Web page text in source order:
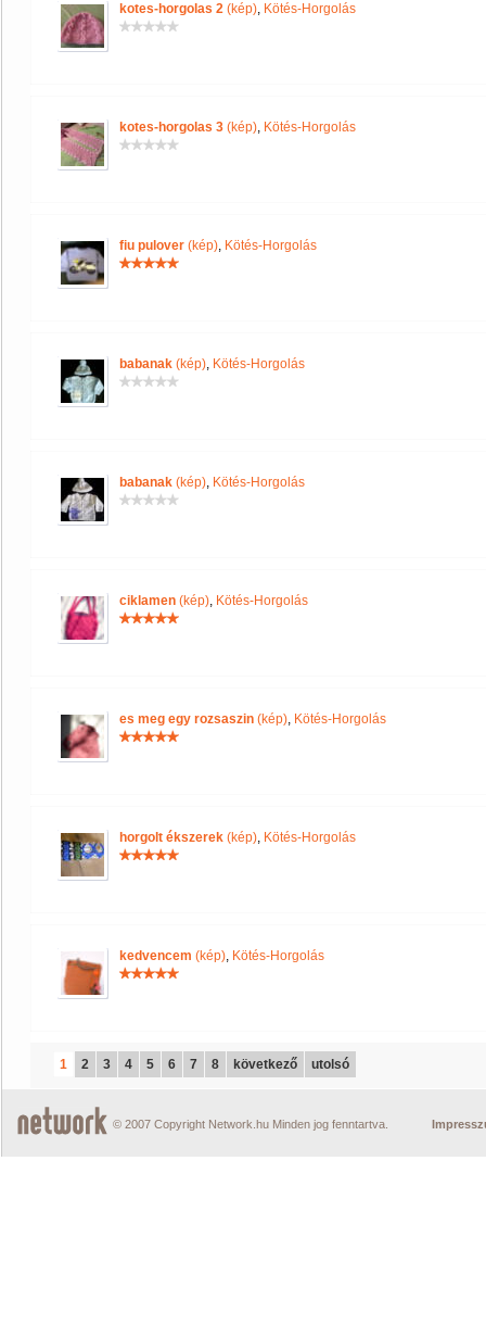
kotes-horgolas 2 (kép), Kötés-Horgolás
kotes-horgolas 3 (kép), Kötés-Horgolás
fiu pulover (kép), Kötés-Horgolás
babanak (kép), Kötés-Horgolás
babanak (kép), Kötés-Horgolás
ciklamen (kép), Kötés-Horgolás
es meg egy rozsaszin (kép), Kötés-Horgolás
horgolt ékszerek (kép), Kötés-Horgolás
kedvencem (kép), Kötés-Horgolás
1 2 3 4 5 6 7 8 következő utolsó
© 2007 Copyright Network.hu Minden jog fenntartva.